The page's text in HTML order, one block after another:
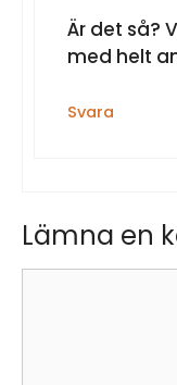
Är det så?
med helt
Svara
Lämna en